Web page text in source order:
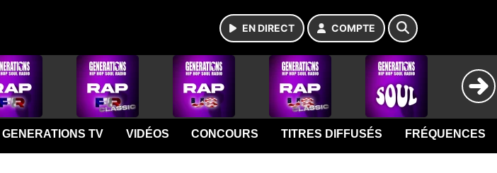
EN DIRECT COMPTE
GENERATIONS TV VIDÉOS CONCOURS TITRES DIFFUSÉS FRÉQUENCES